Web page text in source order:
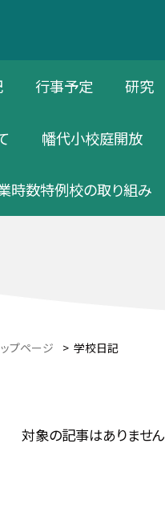
行事予定 研究
幡代小校庭開放
時数特例校の取り組み
ップページ > 学校日記
対象の記事はありません